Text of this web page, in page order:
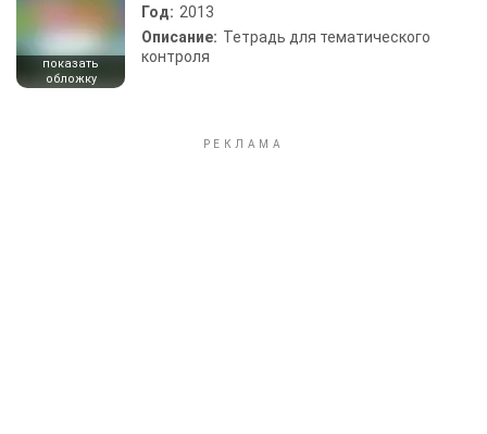
показать
обложку
Год: 2013
Описание: Тетрадь для тематического
контроля